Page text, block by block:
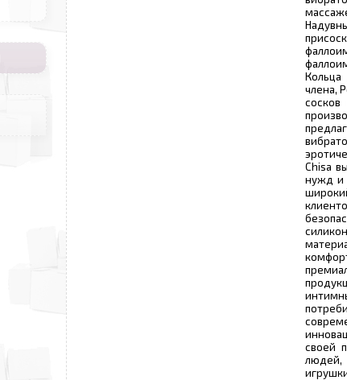
члена,
сосков
Chisa
нужд и
своей